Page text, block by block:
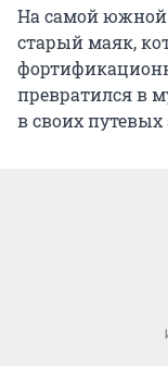
На самой южной
старый маяк,
превратился в
в своих путевых